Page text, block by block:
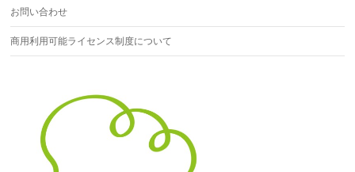
お問い合わせ
商用利用可能ライセンス制度について